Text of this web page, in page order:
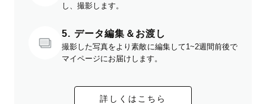
し、撮影します。
5. データ編集＆お渡し
撮影した写真をより素敵に編集して1~2週間前後で
マイページにお届けします。
詳しくはこちら